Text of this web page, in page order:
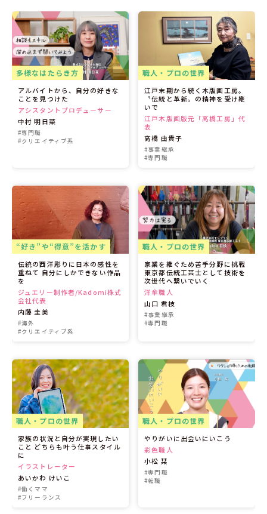
多様なはたらき方
アルバイトから、自分の好きな
ことを見つけた
アシスタントプロデューサー
中村 明日菜
#専門職
#クリエイティブ系
職人・プロの世界
江戸末期から続く木版画工房。
〝伝統と革新〟の精神を受け継
いで
江戸木版画版元「高橋工房」代
表
高橋 由貴子
#事業継承
#専門職
“好き”や“得意”を活かす
伝統の西洋彫りに日本の感性を
重ねて 自分にしかできない作品
を
ジュエリー制作者/Kadomi株式
会社代表
内藤 圭美
#海外
#クリエイティブ系
職人・プロの世界
家業を継ぐため苦手分野に挑戦
東京都伝統工芸士として技術を
次世代へ繋いでいく
洋傘職人
山口 君枝
#事業継承
#専門職
職人・プロの世界
家族の状況と自分が実現したい
こと どちらも叶う仕事スタイル
に
イラストレーター
あいかわ けいこ
#働くママ
#フリーランス
職人・プロの世界
やりがいに出会いにいこう
彩色職人
小松 栞
#専門職
#転職